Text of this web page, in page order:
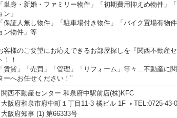
「単身・新婚・ファミリー物件」「初期費用抑えめ物件」
ン」
「保証人無し物件」「駐車場付き物件」「バイク置場有物
ン物件」等
客様のご要望にお応えできるお部屋探しを『関西不動産
！！
「賃貸」「売買」「管理」「リフォーム」等々…不動産に
ーへお任せください！"
関西不動産センター 和泉府中駅前店(株)KFC
大阪府和泉市府中町１丁目11-3 橘ビル 1F
TEL:0725-43-
大阪府知事 (1) 第66333号